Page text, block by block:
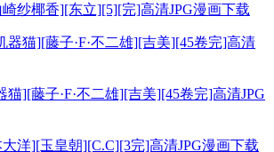
纱椰香][东立][5][完]高清JPG漫画下载
猫][藤子·F·不二雄][吉美][45卷完]高清JPG